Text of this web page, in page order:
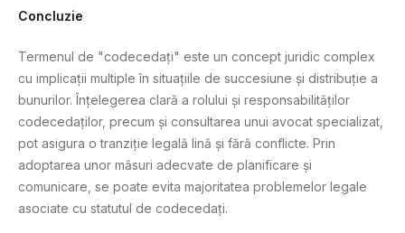
Concluzie
Termenul de "codecedați" este un concept juridic complex
cu implicații multiple în situațiile de succesiune și distribuție a
bunurilor. Înțelegerea clară a rolului și responsabilităților
codecedaților, precum și consultarea unui avocat specializat,
pot asigura o tranziție legală lină și fără conflicte. Prin
adoptarea unor măsuri adecvate de planificare și
comunicare, se poate evita majoritatea problemelor legale
asociate cu statutul de codecedați.